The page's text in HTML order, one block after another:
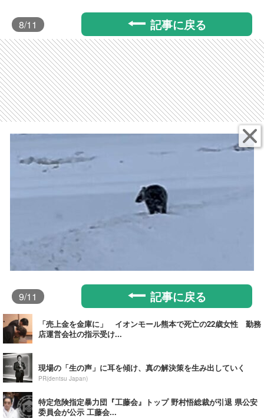
8/11 記事に戻る
9/11 記事に戻る
「売上金を金庫に」 イオンモール熊本で死亡の22歳女性 勤務
店運営会社の指示受け...
現場の「生の声」に耳を傾け、真の解決策を生み出していく
PR(dentsu Japan)
特定危険指定暴力団『工藤会』トップ 野村悟総裁が引退 県公安
委員会が公示 工藤会...